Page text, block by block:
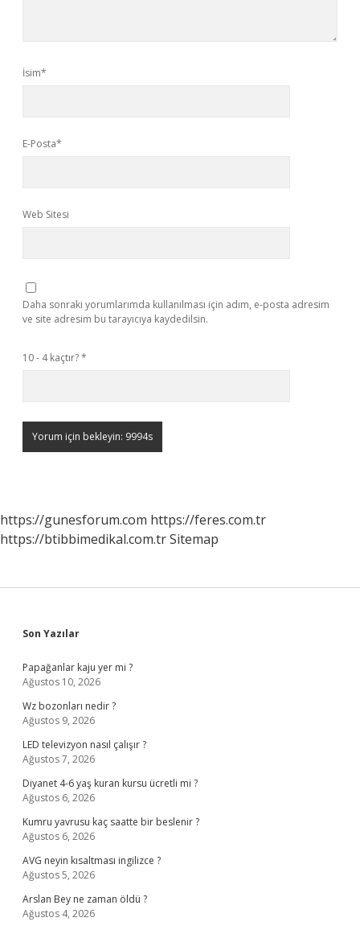
İsim*
E-Posta*
Web Sitesi
Daha sonraki yorumlarımda kullanılması için adım, e-posta adresim
ve site adresim bu tarayıcıya kaydedilsin.
10 - 4 kaçtır?*
https://gunesforum.com https://feres.com.tr
https://btibbimedikal.com.trSitemap
Sidebar
Son Yazılar
Papağanlar kaju yer mi ?
Ağustos 10, 2026
Wz bozonları nedir ?
Ağustos 9, 2026
LED televizyon nasıl çalışır ?
Ağustos 7, 2026
Diyanet 4-6 yaş kuran kursu ücretli mi ?
Ağustos 6, 2026
Kumru yavrusu kaç saatte bir beslenir ?
Ağustos 6, 2026
AVG neyin kısaltması ingilizce ?
Ağustos 5, 2026
Arslan Bey ne zaman öldü ?
Ağustos 4, 2026